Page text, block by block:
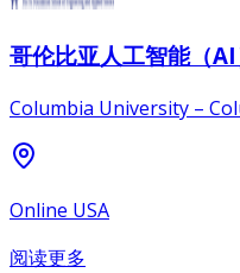
哥伦比亚人工智能（
Columbia University –
Online USA
阅读更多